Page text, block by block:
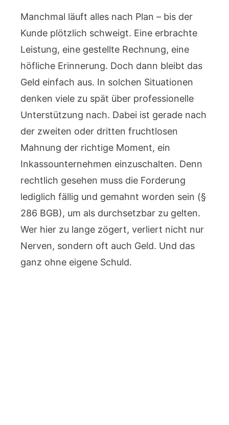
Manchmal läuft alles nach Plan – bis der
Kunde plötzlich schweigt. Eine erbrachte
Leistung, eine gestellte Rechnung, eine
höfliche Erinnerung. Doch dann bleibt das
Geld einfach aus. In solchen Situationen
denken viele zu spät über professionelle
Unterstützung nach. Dabei ist gerade nach
der zweiten oder dritten fruchtlosen
Mahnung der richtige Moment, ein
Inkassounternehmen einzuschalten. Denn
rechtlich gesehen muss die Forderung
lediglich fällig und gemahnt worden sein (§
286 BGB), um als durchsetzbar zu gelten.
Wer hier zu lange zögert, verliert nicht nur
Nerven, sondern oft auch Geld. Und das
ganz ohne eigene Schuld.